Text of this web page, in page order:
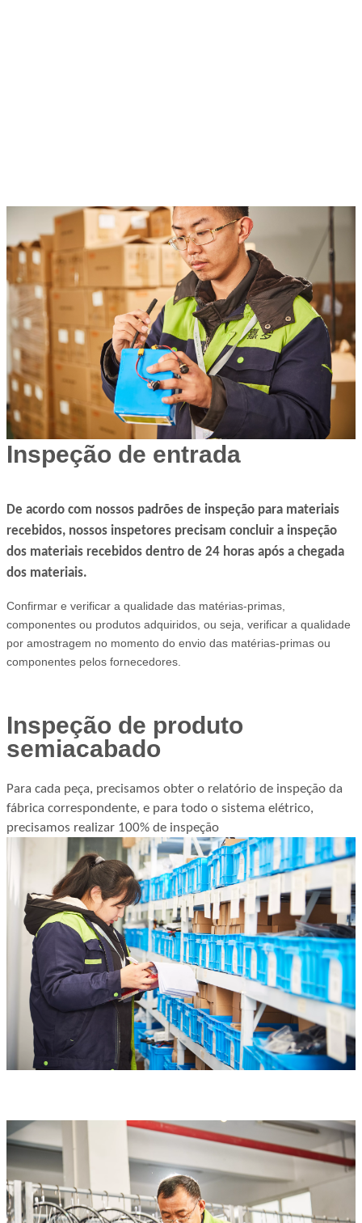
Inspeção de entrada
De acordo com nossos padrões de inspeção para materiais
recebidos, nossos inspetores precisam concluir a inspeção
dos materiais recebidos dentro de 24 horas após a chegada
dos materiais.
Confirmar e verificar a qualidade das matérias-primas,
componentes ou produtos adquiridos, ou seja, verificar a qualidade
por amostragem no momento do envio das matérias-primas ou
componentes pelos fornecedores.
Inspeção de produto
semiacabado
Para cada peça, precisamos obter o relatório de inspeção da
fábrica correspondente, e para todo o sistema elétrico,
precisamos realizar 100% de inspeção